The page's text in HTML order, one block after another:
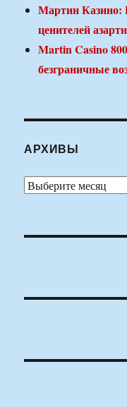
Мартин Казино:
ценителей
Martin Casino
безграничные
АРХИВЫ
Архивы